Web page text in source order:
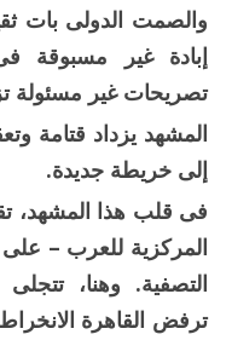
والصمت الدولى بات
إبادة غير مسبوقة فى
تصريحات غير مسئولة
المشهد يزداد قتامة
إلى خريطة جديدة.
فى قلب هذا المشهد،
المركزية للعرب –
التصفية. وهنا، تتجلى
ترفض القاهرة